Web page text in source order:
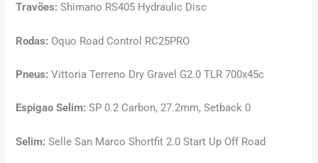
Travões: Shimano RS405 Hydraulic Disc
Rodas: Oquo Road Control RC25PRO
Pneus: Vittoria Terreno Dry Gravel G2.0 TLR 700x45c
Espigao Selim: SP 0.2 Carbon, 27.2mm, Setback 0
Selim: Selle San Marco Shortfit 2.0 Start Up Off Road